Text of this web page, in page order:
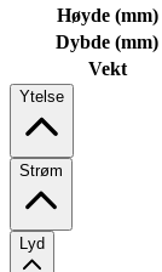
Høyde (mm)
Dybde (mm)
Vekt
Ytelse
Strøm
Lyd